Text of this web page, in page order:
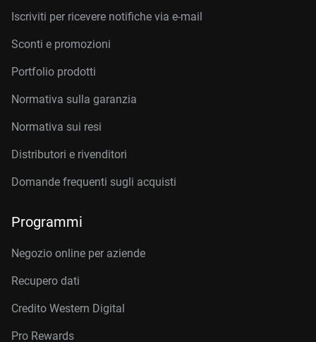
Iscriviti per ricevere notifiche via e-mail
Sconti e promozioni
Portfolio prodotti
Normativa sulla garanzia
Normativa sui resi
Distributori e rivenditori
Domande frequenti sugli acquisti
Programmi
Negozio online per aziende
Recupero dati
Credito Western Digital
Pro Rewards